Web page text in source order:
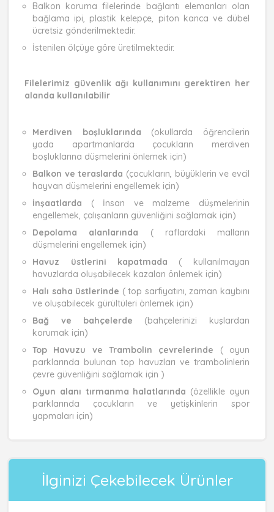
Balkon koruma filelerinde bağlantı elemanları olan
bağlama ipi, plastik kelepçe, piton kanca ve dübel
ücretsiz gönderilmektedir.
İstenilen ölçüye göre üretilmektedir.
Filelerimiz güvenlik ağı kullanımını gerektiren her
alanda kullanılabilir
Merdiven boşluklarında (okullarda öğrencilerin
yada apartmanlarda çocukların merdiven
boşluklarına düşmelerini önlemek için)
Balkon ve teraslarda (çocukların, büyüklerin ve evcil
hayvan düşmelerini engellemek için)
İnşaatlarda ( İnsan ve malzeme düşmelerinin
engellemek, çalışanların güvenliğini sağlamak için)
Depolama alanlarında ( raflardaki malların
düşmelerini engellemek için)
Havuz üstlerini kapatmada ( kullanılmayan
havuzlarda oluşabilecek kazaları önlemek için)
Halı saha üstlerinde ( top sarfiyatını, zaman kaybını
ve oluşabilecek gürültüleri önlemek için)
Bağ ve bahçelerde (bahçelerinizi kuşlardan
korumak için)
Top Havuzu ve Trambolin çevrelerinde ( oyun
parklarında bulunan top havuzları ve trambolinlerin
çevre güvenliğini sağlamak için )
Oyun alanı tırmanma halatlarında (özellikle oyun
parklarında çocukların ve yetişkinlerin spor
yapmaları için)
İlginizi Çekebilecek Ürünler